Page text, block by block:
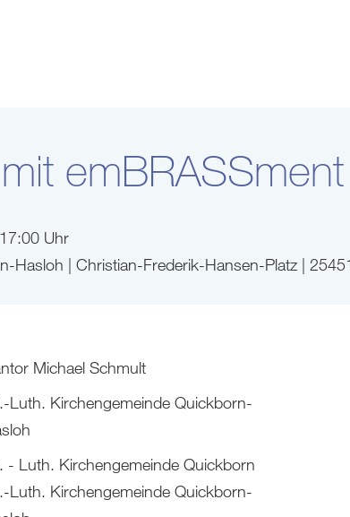
emBRASSment
Uhr
Hasloh | Christian-Frederik-Hansen-Platz |
Michael Schmult
Luth. Kirchengemeinde Quickborn-
- Luth. Kirchengemeinde Quickborn
Luth. Kirchengemeinde Quickborn-